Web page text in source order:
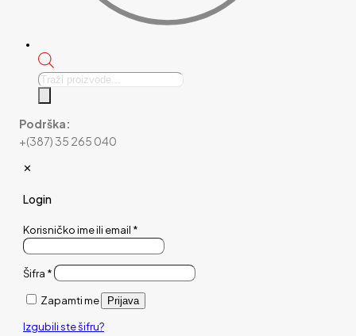
Products
Podrška:
+(387) 35 265 040
✕
Login
Korisničko ime ili email *
Šifra *
Zapamti me Prijava
Izgubili ste šifru?